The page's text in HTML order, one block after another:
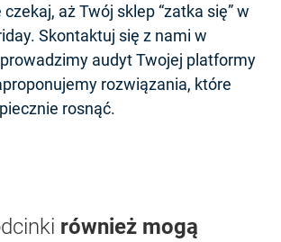
czekaj, aż Twój sklep “zatka się” w
Skontaktuj się z nami w
audyt Twojej platformy
rozwiązania, które
rosnąć.
również mogą